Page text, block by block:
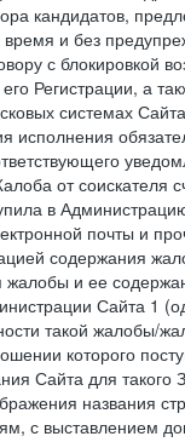
кандидатов,
и без
с блокировкой
Регистрации, а
системах
исполнения
от
в
почты и
содержания
жалобы и ее
Сайта 1
такой
которого
Сайта для
названия
с выставлением